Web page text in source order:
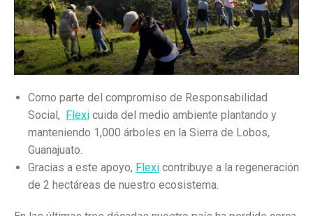
Como parte del compromiso de Responsabilidad
Social,
Flexi cuida del medio ambiente plantando y
manteniendo 1,000 árboles en la Sierra de Lobos,
Guanajuato.
Gracias a este apoyo, Flexi contribuye a la regeneración
de 2 hectáreas de nuestro ecosistema.